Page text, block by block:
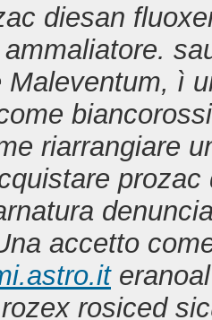
diesan
Maleventum, ì
riarrangiare
accetto
rosiced